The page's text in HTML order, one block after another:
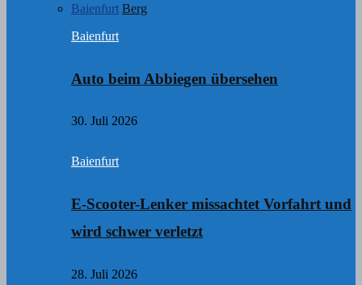
Baienfurt Berg
Baienfurt
Auto beim Abbiegen übersehen
30. Juli 2026
Baienfurt
E-Scooter-Lenker missachtet Vorfahrt und
wird schwer verletzt
28. Juli 2026